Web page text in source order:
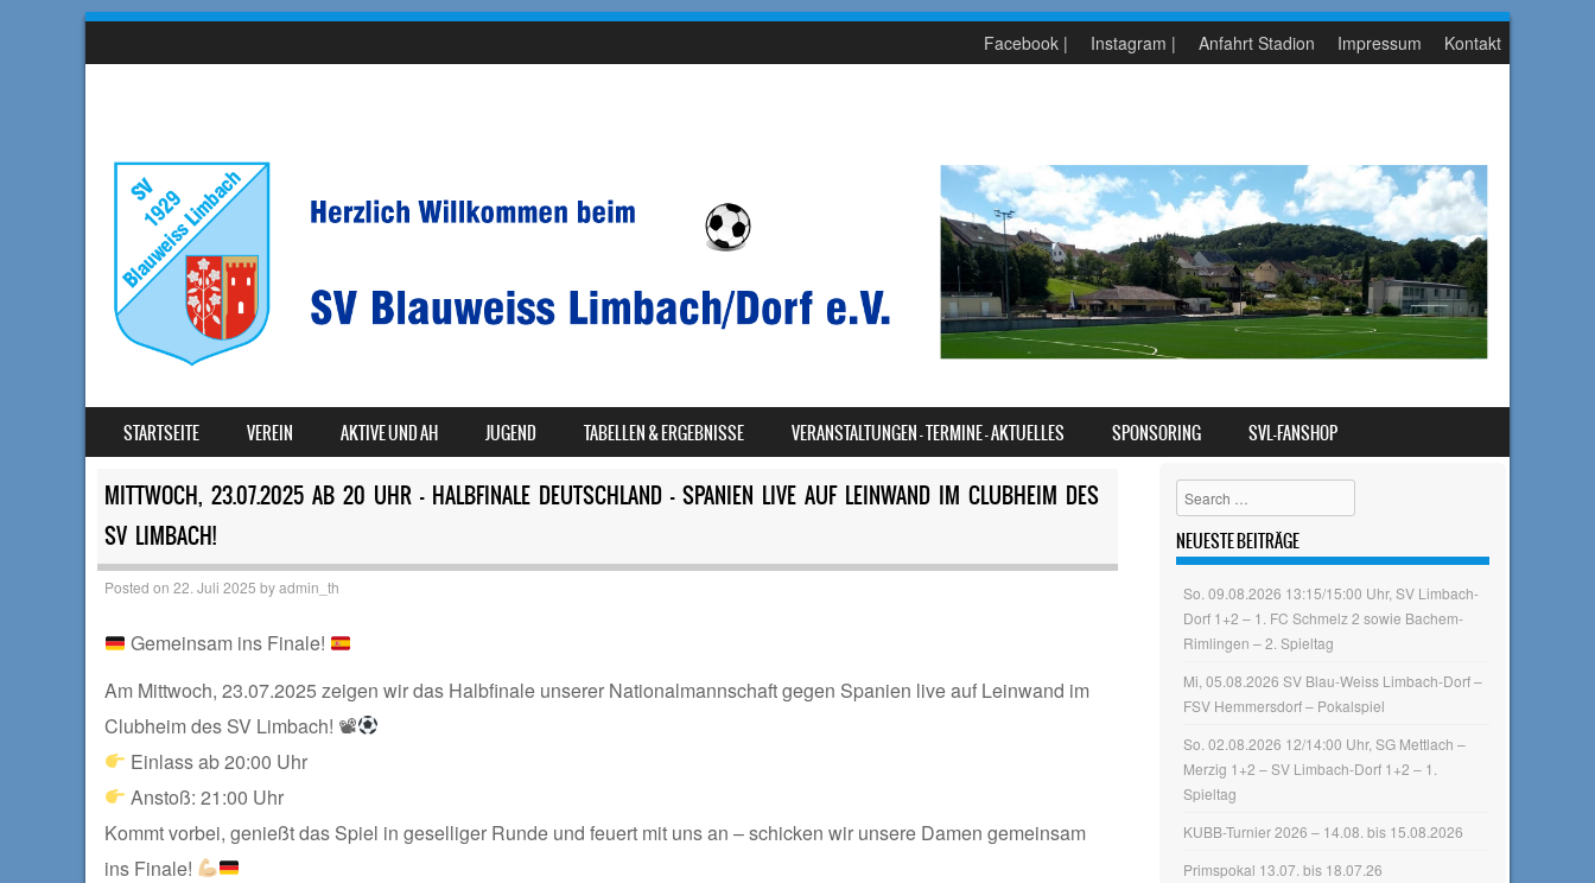
Facebook | Instagram | Anfahrt Stadion Impressum Kontakt
MENU
SKIP TO CONTENT
STARTSEITE VEREIN AKTIVE UND AH JUGEND TABELLEN & ERGEBNISSE VERANSTALTUNGEN – TERMINE – AKTUELLES SPONSORING SVL-FANSHOP
MITTWOCH, 23.07.2025 AB 20 UHR – HALBFINALE DEUTSCHLAND – SPANIEN LIVE AUF LEINWAND IM CLUBHEIM DES
SV LIMBACH!
Posted on 22. Juli 2025 byadmin_th
Gemeinsam ins Finale!
Am Mittwoch, 23.07.2025 zeigen wir das Halbfinale unserer Nationalmannschaft gegen Spanien live auf Leinwand im
Clubheim des SV Limbach! 📽
Einlass ab 20:00 Uhr
Anstoß: 21:00 Uhr
Kommt vorbei, genießt das Spiel in geselliger Runde und feuert mit uns an – schicken wir unsere Damen gemeinsam
ins Finale!
Search
NEUESTE BEITRÄGE
So. 09.08.2026 13:15/15:00 Uhr, SV Limbach-
Dorf 1+2 – 1. FC Schmelz 2 sowie Bachem-
Rimlingen – 2. Spieltag
Mi, 05.08.2026 SV Blau-Weiss Limbach-Dorf –
FSV Hemmersdorf – Pokalspiel
So. 02.08.2026 12/14:00 Uhr, SG Mettlach –
Merzig 1+2 – SV Limbach-Dorf 1+2 – 1.
Spieltag
KUBB-Turnier 2026 – 14.08. bis 15.08.2026
Primspokal 13.07. bis 18.07.26